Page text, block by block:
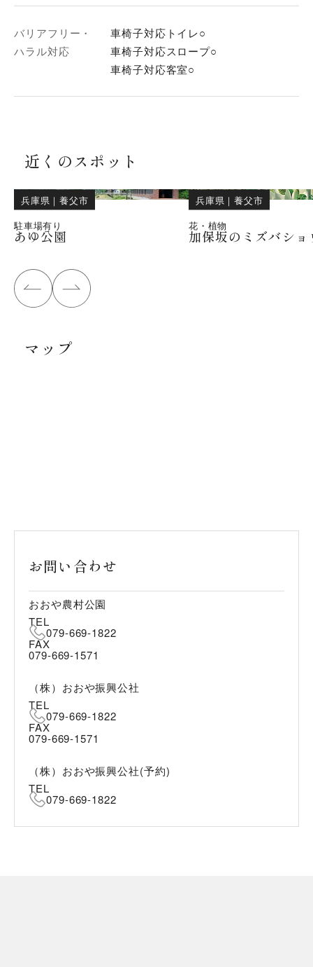
バリアフリー・
ハラル対応
車椅子対応トイレ○
車椅子対応スロープ○
車椅子対応客室○
近くのスポット
兵庫県 ｜養父市
駐車場有り
あゆ公園
兵庫県 ｜養父市
花・植物
加保坂のミズバショ
マップ
お問い合わせ
おおや農村公園
TEL
079-669-1822
FAX
079-669-1571
（株）おおや振興公社
TEL
079-669-1822
FAX
079-669-1571
（株）おおや振興公社(予約)
TEL
079-669-1822